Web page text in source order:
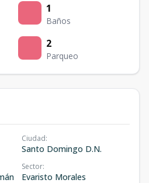
1
Baños
2
Parqueo
Ciudad:
Santo Domingo D.N.
Sector:
Evaristo Morales